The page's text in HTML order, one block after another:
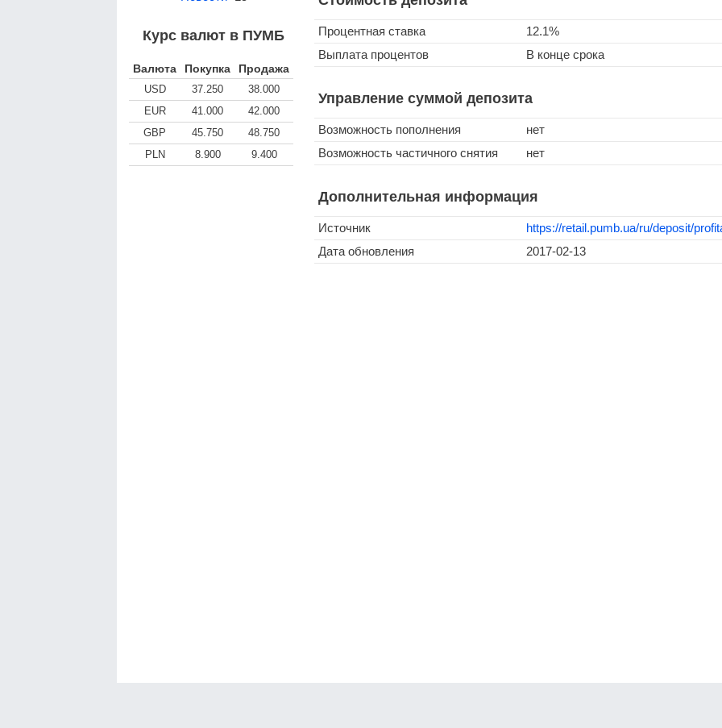
Курс валют в ПУМБ
Валюта Покупка Продажа
USD 37.250
38.000
EUR
41.000
42.000
GBP
45.750
48.750
PLN
8.900 9.400
Процентная ставка
12.1%
Выплата процентов
В конце срока
Управление суммой депозита
Возможность пополнения
нет
Возможность частичного снятия
нет
Дополнительная информация
Источник
https://retail.pumb.ua/ru/deposit/
Дата обновления
2017-02-13